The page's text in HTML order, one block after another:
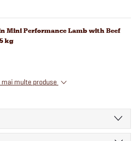
Mini Performance Lamb with Beef
kg
mai multe produse